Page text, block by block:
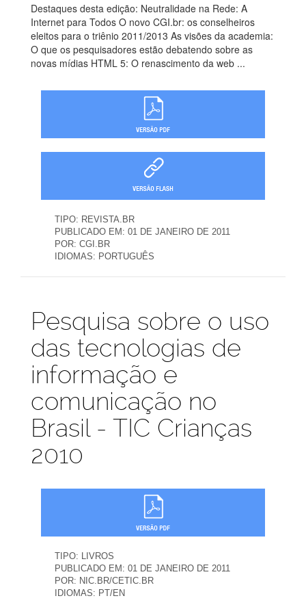
Destaques desta edição: Neutralidade na Rede: A
Internet para Todos O novo CGI.br: os conselheiros
eleitos para o triênio 2011/2013 As visões da academia:
O que os pesquisadores estão debatendo sobre as
novas mídias HTML 5: O renascimento da web ...
TIPO: REVISTA.BR
PUBLICADO EM: 01 DE JANEIRO DE 2011
POR: CGI.BR
IDIOMAS: PORTUGUÊS
Publicações
Pesquisa sobre o uso
das tecnologias de
informação e
comunicação no
Brasil - TIC Crianças
2010
TIPO: LIVROS
PUBLICADO EM: 01 DE JANEIRO DE 2011
POR: NIC.BR/CETIC.BR
IDIOMAS: PT/EN